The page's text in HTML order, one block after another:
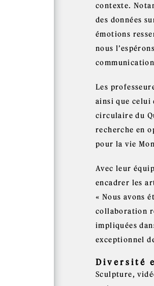
contexte.
des données
émotions
nous
Les
ainsi que celui
circulaire du
recherche en
pour la vie
Avec leur
encadrer les
« Nous avons
collaboration
impliquées
exceptionnel
Diversité
Sculpture,